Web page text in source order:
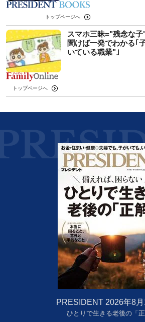
トップページへ
スマホ三昧="残念な
聞けば一発でわかる｢
いている職業"｣
トップページへ
PRESIDENT 2026年8
ひとりで生きる老後の「正